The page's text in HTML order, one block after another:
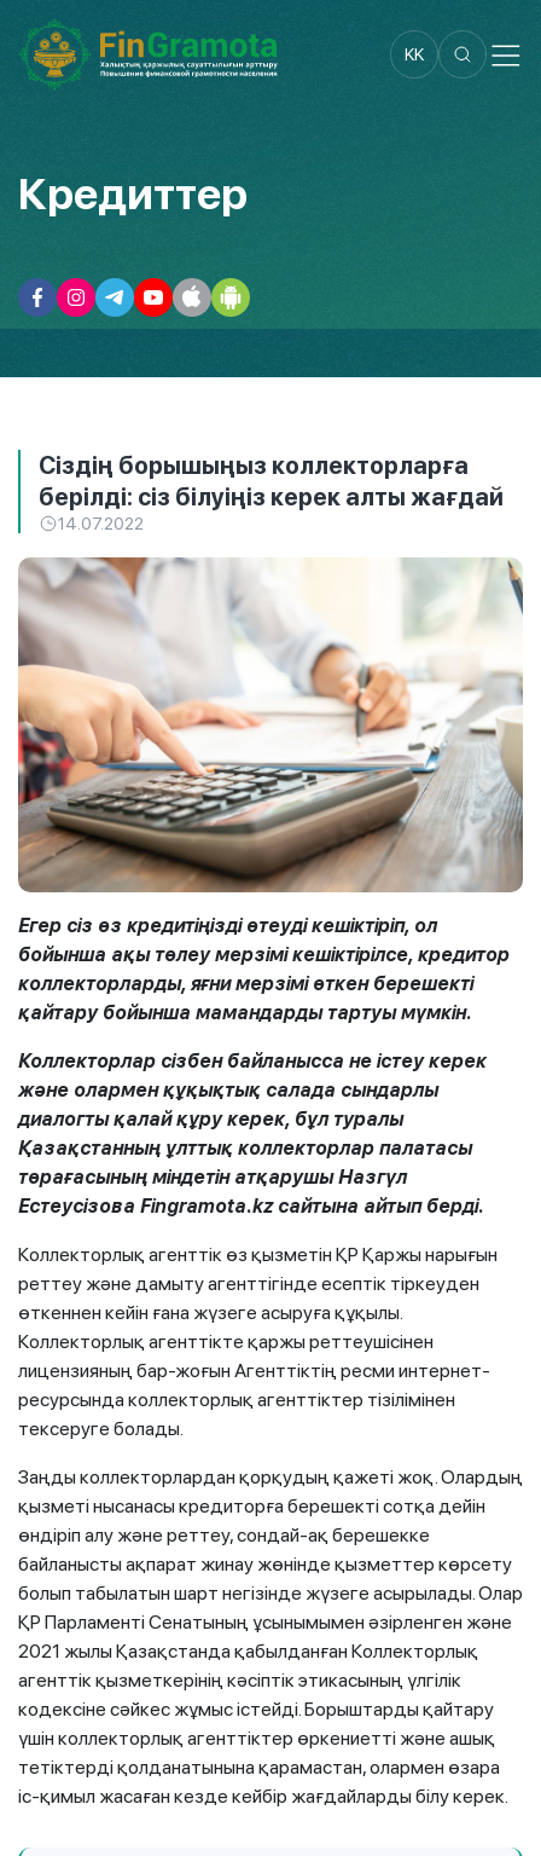
KK
Кредиттер
Сіздің борышыңыз коллекторларға
берілді: сіз білуіңіз керек алты жағдай
14.07.2022
Егер сіз өз кредитіңізді өтеуді кешіктіріп, ол
бойынша ақы төлеу мерзімі кешіктірілсе, кредитор
коллекторларды, яғни мерзімі өткен берешекті
қайтару бойынша мамандарды тартуы мүмкін.
Коллекторлар сізбен байланысса не істеу керек
және олармен құқықтық салада сындарлы
диалогты қалай құру керек, бұл туралы
Қазақстанның ұлттық коллекторлар палатасы
төрағасының міндетін атқарушы Назгүл
Естеусізова Fingramota.kz сайтына айтып берді.
Коллекторлық агенттік өз қызметін ҚР Қаржы нарығын
реттеу және дамыту агенттігінде есептік тіркеуден
өткеннен кейін ғана жүзеге асыруға құқылы.
Коллекторлық агенттікте қаржы реттеушісінен
лицензияның бар-жоғын Агенттіктің ресми интернет-
ресурсында коллекторлық агенттіктер тізілімінен
тексеруге болады.
Заңды коллекторлардан қорқудың қажеті жоқ. Олардың
қызметі нысанасы кредиторға берешекті сотқа дейін
өндіріп алу және реттеу, сондай-ақ берешекке
байланысты ақпарат жинау жөнінде қызметтер көрсету
болып табылатын шарт негізінде жүзеге асырылады. Олар
ҚР Парламенті Сенатының ұсынымымен әзірленген және
2021 жылы Қазақстанда қабылданған Коллекторлық
агенттік қызметкерінің кәсіптік этикасының үлгілік
кодексіне сәйкес жұмыс істейді. Борыштарды қайтару
үшін коллекторлық агенттіктер өркениетті және ашық
тетіктерді қолданатынына қарамастан, олармен өзара
іс-қимыл жасаған кезде кейбір жағдайларды білу керек.